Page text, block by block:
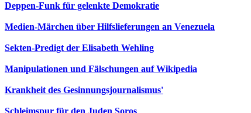
Deppen-Funk für gelenkte Demokratie
Medien-Märchen über Hilfslieferungen an Venezuela
Sekten-Predigt der Elisabeth Wehling
Manipulationen und Fälschungen auf Wikipedia
Krankheit des Gesinnungsjournalismus'
Schleimspur für den Juden Soros